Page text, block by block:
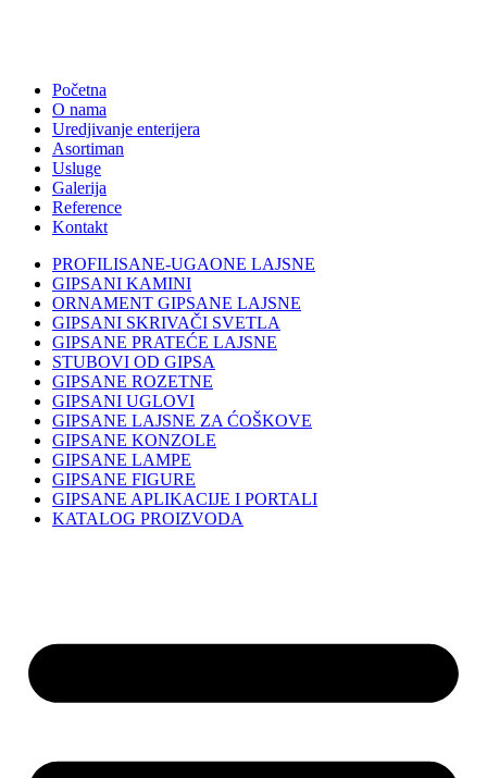
Početna
O nama
Uredjivanje enterijera
Asortiman
Usluge
Galerija
Reference
Kontakt
PROFILISANE-UGAONE LAJSNE
GIPSANI KAMINI
ORNAMENT GIPSANE LAJSNE
GIPSANI SKRIVAČI SVETLA
GIPSANE PRATEĆE LAJSNE
STUBOVI OD GIPSA
GIPSANE ROZETNE
GIPSANI UGLOVI
GIPSANE LAJSNE ZA ĆOŠKOVE
GIPSANE KONZOLE
GIPSANE LAMPE
GIPSANE FIGURE
GIPSANE APLIKACIJE I PORTALI
KATALOG PROIZVODA